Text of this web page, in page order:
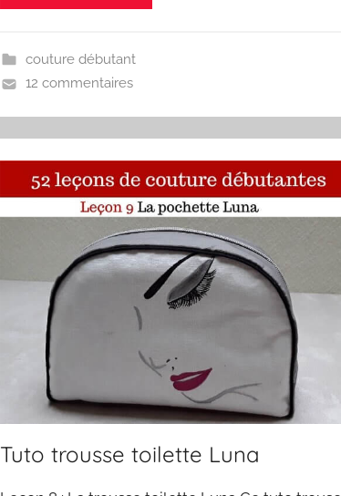
couture débutant
12 commentaires
Tuto trousse toilette Luna